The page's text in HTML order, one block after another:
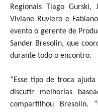
Regionais Tiago Gurski,
Viviane Ruviero e
evento o gerente de
Sander Bresolin, que
durante todo o encontro.
“Esse tipo de troca
discutir melhorias
compartilhou Bresolin.